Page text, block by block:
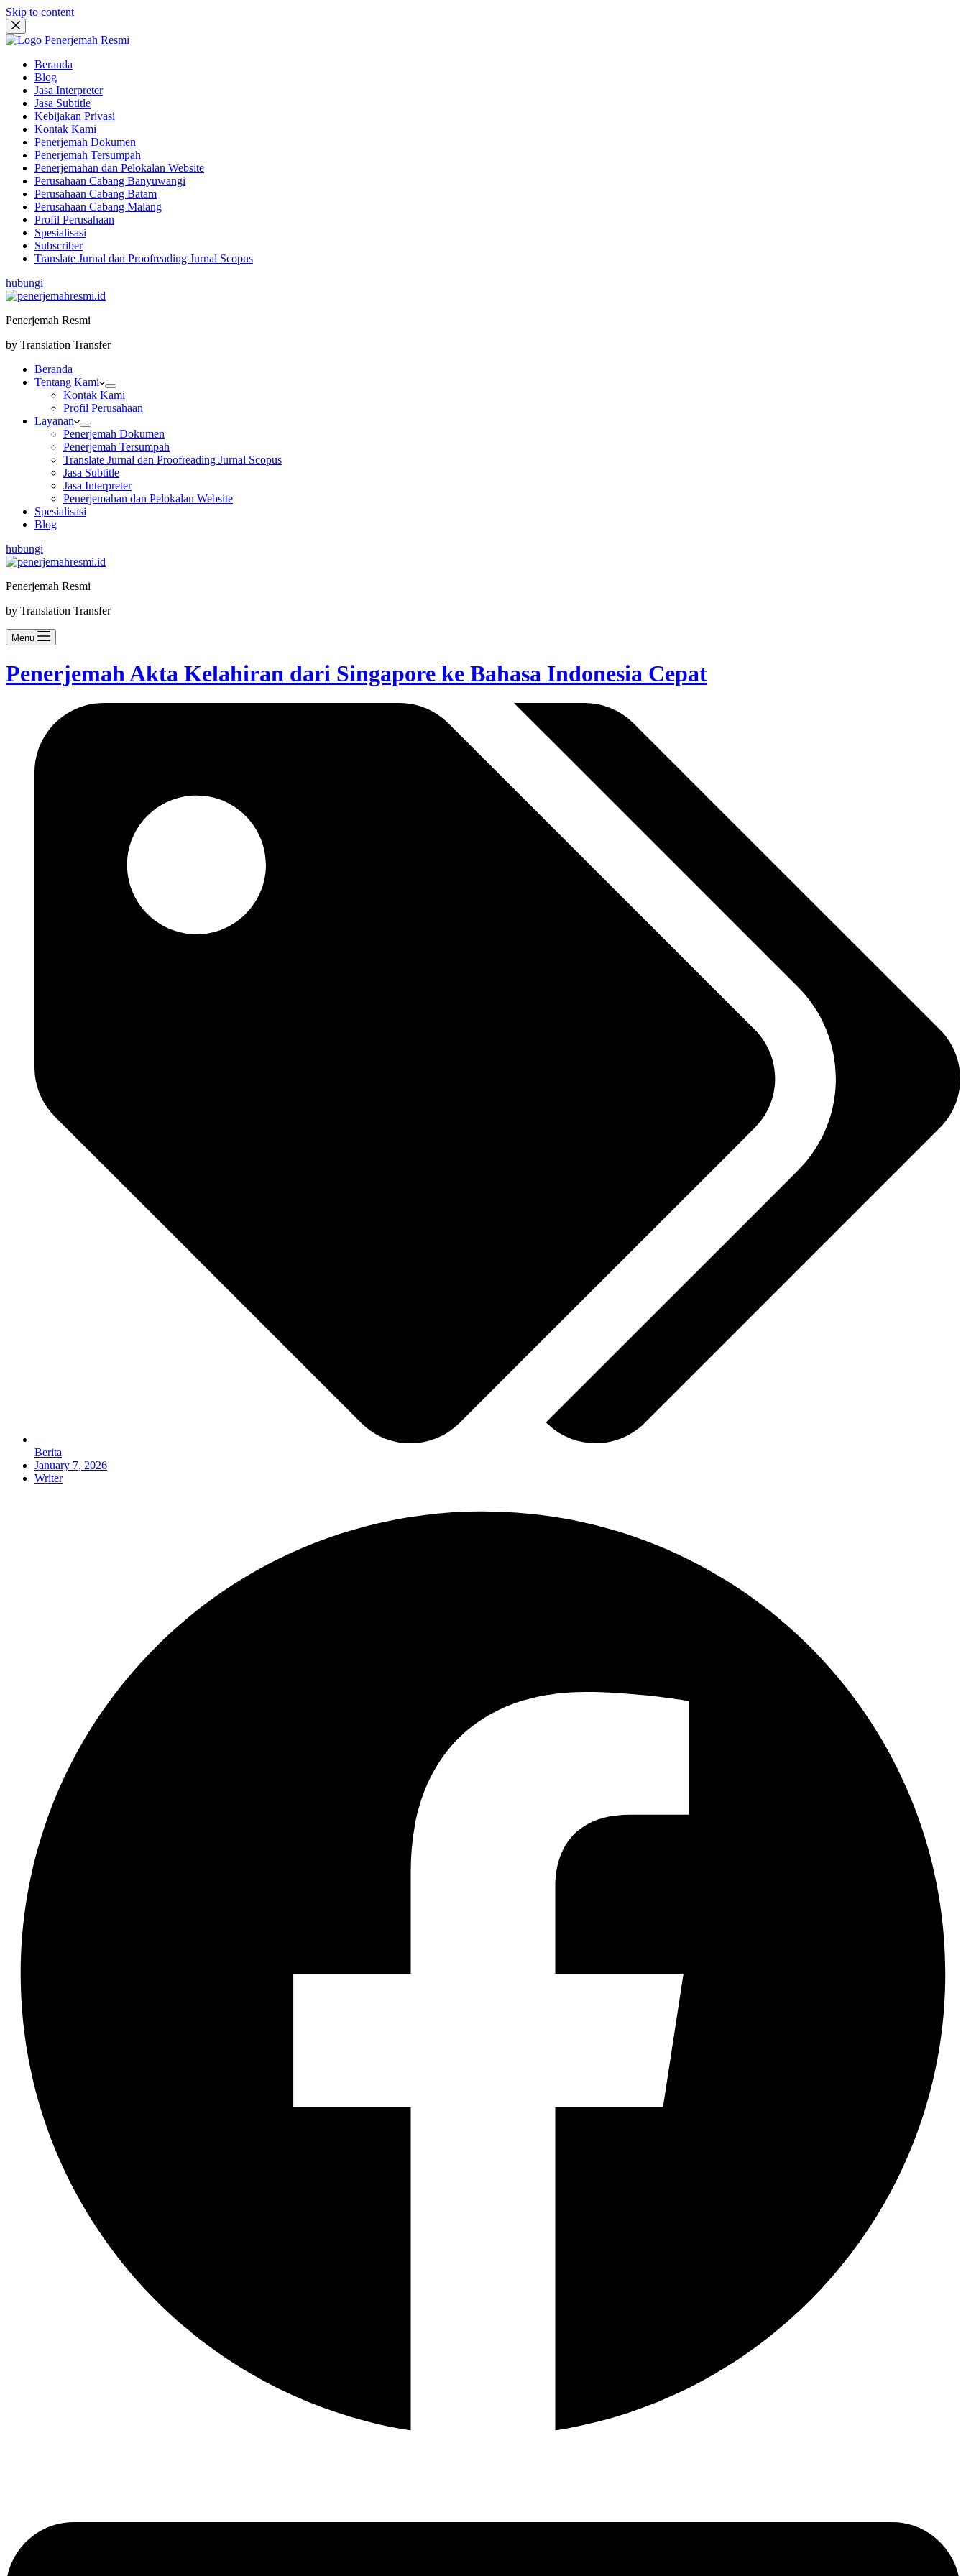
Skip to content
Beranda
Blog
Jasa Interpreter
Jasa Subtitle
Kebijakan Privasi
Kontak Kami
Penerjemah Dokumen
Penerjemah Tersumpah
Penerjemahan dan Pelokalan Website
Perusahaan Cabang Banyuwangi
Perusahaan Cabang Batam
Perusahaan Cabang Malang
Profil Perusahaan
Spesialisasi
Subscriber
Translate Jurnal dan Proofreading Jurnal Scopus
hubungi
Penerjemah Resmi
by Translation Transfer
Beranda
Tentang Kami
Kontak Kami
Profil Perusahaan
Layanan
Penerjemah Dokumen
Penerjemah Tersumpah
Translate Jurnal dan Proofreading Jurnal Scopus
Jasa Subtitle
Jasa Interpreter
Penerjemahan dan Pelokalan Website
Spesialisasi
Blog
hubungi
Penerjemah Resmi
by Translation Transfer
Menu
Penerjemah Akta Kelahiran dari Singapore ke Bahasa Indonesia Cepat
Berita
January 7, 2026
Writer